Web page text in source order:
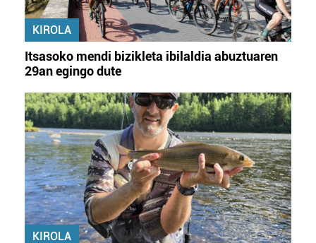
KIROLA
Itsasoko mendi bizikleta ibilaldia abuztuaren
29an egingo dute
KIROLA